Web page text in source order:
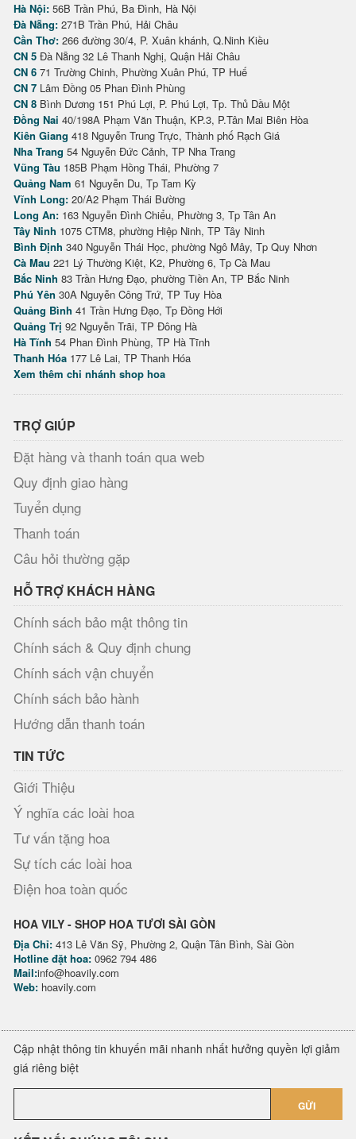
Hà Nội: 56B Trần Phú, Ba Đình, Hà Nội
Đà Nẵng: 271B Trần Phú, Hải Châu
Cần Thơ: 266 đường 30/4, P. Xuân khánh, Q.Ninh Kiều
CN 5 Đà Nẵng 32 Lê Thanh Nghị, Quận Hải Châu
CN 6 71 Trường Chinh, Phường Xuân Phú, TP Huế
CN 7 Lâm Đồng 05 Phan Đình Phùng
CN 8 Bình Dương 151 Phú Lợi, P. Phú Lợi, Tp. Thủ Dầu Một
Đồng Nai 40/198A Phạm Văn Thuận, KP.3, P.Tân Mai Biên Hòa
Kiên Giang 418 Nguyễn Trung Trực, Thành phố Rạch Giá
Nha Trang 54 Nguyễn Đức Cảnh, TP Nha Trang
Vũng Tàu 185B Phạm Hồng Thái, Phường 7
Quảng Nam 61 Nguyễn Du, Tp Tam Kỳ
Vĩnh Long: 20/A2 Phạm Thái Bường
Long An: 163 Nguyễn Đình Chiểu, Phường 3, Tp Tân An
Tây Ninh 1075 CTM8, phường Hiệp Ninh, TP Tây Ninh
Bình Định 340 Nguyễn Thái Học, phường Ngô Mây, Tp Quy Nhơn
Cà Mau 221 Lý Thường Kiệt, K2, Phường 6, Tp Cà Mau
Bắc Ninh 83 Trần Hưng Đạo, phường Tiền An, TP Bắc Ninh
Phú Yên 30A Nguyễn Công Trứ, TP Tuy Hòa
Quảng Bình 41 Trần Hưng Đạo, Tp Đồng Hới
Quảng Trị 92 Nguyễn Trãi, TP Đông Hà
Hà Tĩnh 54 Phan Đình Phùng, TP Hà Tĩnh
Thanh Hóa 177 Lê Lai, TP Thanh Hóa
Xem thêm chi nhánh shop hoa
TRỢ GIÚP
Đặt hàng và thanh toán qua web
Quy định giao hàng
Tuyển dụng
Thanh toán
Câu hỏi thường gặp
HỖ TRỢ KHÁCH HÀNG
Chính sách bảo mật thông tin
Chính sách & Quy định chung
Chính sách vận chuyển
Chính sách bảo hành
Hướng dẫn thanh toán
TIN TỨC
Giới Thiệu
Ý nghĩa các loài hoa
Tư vấn tặng hoa
Sự tích các loài hoa
Điện hoa toàn quốc
HOA VILY - SHOP HOA TƯƠI SÀI GÒN
Địa Chỉ: 413 Lê Văn Sỹ, Phường 2, Quận Tân Bình, Sài Gòn
Hotline đặt hoa: 0962 794 486
Mail:info@hoavily.com
Web: hoavily.com
Cập nhật thông tin khuyến mãi nhanh nhất hưởng quyền lợi giảm
giá riêng biệt
GỬI